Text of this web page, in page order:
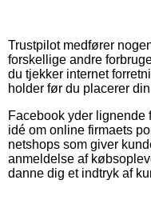
Trustpilot medfører
forskellige andre
du tjekker internet
holder før du placerer
Facebook yder
idé om online firmaets
netshops som giver
anmeldelse af
danne dig et indtryk af